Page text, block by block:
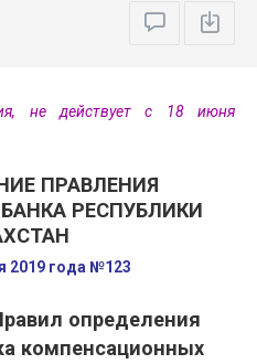
не действует с 18 июня
ПРАВЛЕНИЯ
РЕСПУБЛИКИ
2019 года №123
определения
компенсационных